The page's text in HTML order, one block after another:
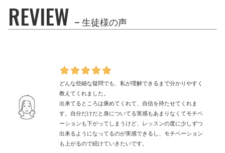
REVIEW – 生徒様の声
どんな些細な疑問でも、私が理解できるまで分かりやすく
教えてくれました。
出来てるところは褒めてくれて、自信を持たせてくれま
す。自分だけだと身についてる実感もあまりなくてモチベ
ーションも下がってしまうけど、レッスンの度に少しずつ
出来るようになってるのが実感できるし、モチベーション
も上がるので続けていきたいです。